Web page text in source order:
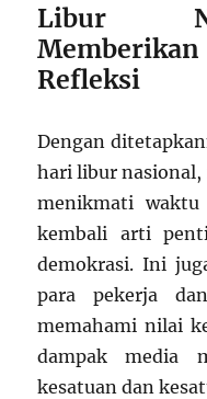
Libur
Refleksi
Dengan
hari libur nasional,
menikmati
kembali arti
demokrasi. Ini
para pekerja
memahami nilai
dampak media
kesatuan dan